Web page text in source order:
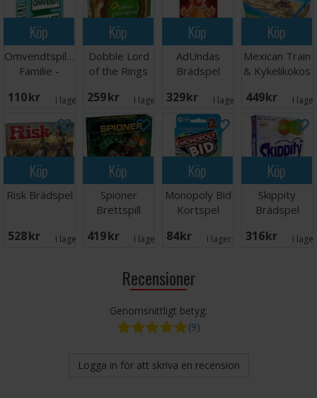
Köp
Omvendtspillet
Familie -
110 SEK I lager: 6
Köp
Dobble Lord
of the Rings
259 SEK I lager: 2
Köp
AdUndas
Brädspel
329 SEK I lager: 1
Köp
Mexican Train
& Kykelikokos
449 SEK I
Köp
Risk Brädspel
528 SEK I lager: 2
Köp
Spioner
Brettspill
419 SEK I lager: 3
Köp
Monopoly Bid
Kortspel
84 SEK I lager:
Köp
Skippity
Brädspel
316 SEK I
Recensioner
Genomsnittligt betyg:
(9)
Logga in för att skriva en recension